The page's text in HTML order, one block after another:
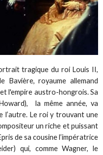
tragique du roi Louis II,
Bavière, royaume allemand
l'empire austro-hongrois. Sa
la même année, va
l’autre. Le roi y trouvant une
un riche et puissant
de sa cousine l’impératrice
qui, comme Wagner, le